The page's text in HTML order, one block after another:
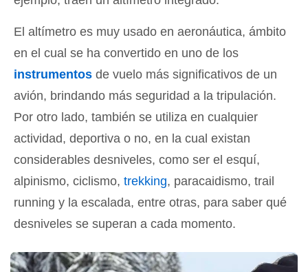
El altímetro es muy usado en aeronáutica, ámbito
en el cual se ha convertido en uno de los
instrumentos de vuelo más significativos de un
avión, brindando más seguridad a la tripulación.
Por otro lado, también se utiliza en cualquier
actividad, deportiva o no, en la cual existan
considerables desniveles, como ser el esquí,
alpinismo, ciclismo, trekking, paracaidismo, trail
running y la escalada, entre otras, para saber qué
desniveles se superan a cada momento.